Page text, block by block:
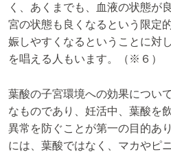
く、あくまでも、血液の状態が
宮の状態も良くなるという限定
娠しやすくなるということに対
を唱える人もいます。（※６）
葉酸の子宮環境への効果につい
なものであり、妊活中、葉酸を
異常を防ぐことが第一の目的あ
には、葉酸ではなく、マカやピ